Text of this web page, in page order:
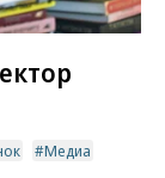
Медиа